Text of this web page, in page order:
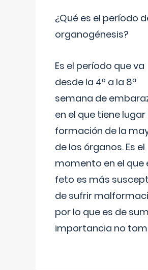
¿Qué es el período
organogénesis?
Es el período que va
desde la 4ª a la 8ª
semana de
en el que tiene lugar
formación de la
de los órganos. Es el
momento en el que
feto es más
de sufrir
por lo que es de
importancia no